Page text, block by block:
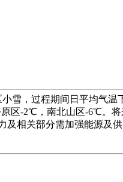
雪，过程期间日平均气
区-2℃，南北山区-6℃。
相关部分需加强能源及